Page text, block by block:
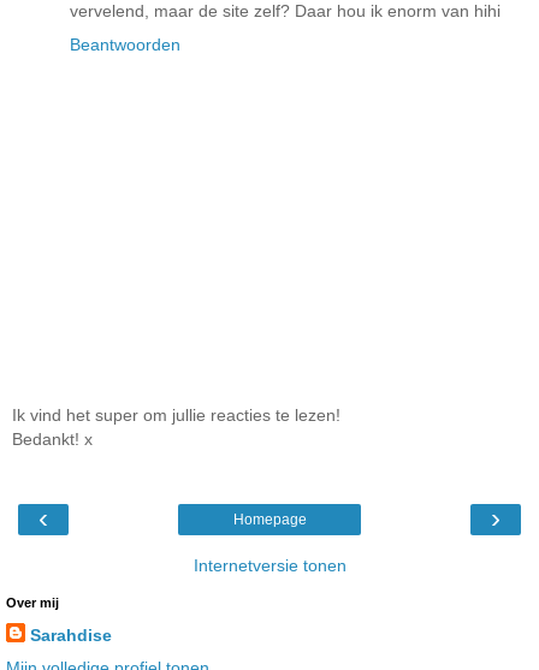
vervelend, maar de site zelf? Daar hou ik enorm van hihi
Beantwoorden
Ik vind het super om jullie reacties te lezen!
Bedankt! x
‹ ›
Homepage
Internetversie tonen
Over mij
Sarahdise